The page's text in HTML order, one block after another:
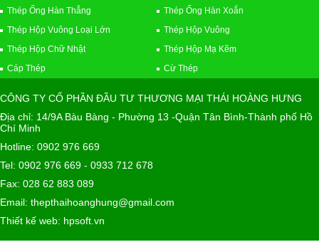
Thép Ống Hàn Thẳng
Thép Ống Hàn Xoắn
Thép Hộp Vuông Loại Lớn
Thép Hộp Vuông
Thép Hộp Chữ Nhật
Thép Hộp Mạ Kẽm
Cáp Thép
Cừ Thép
CÔNG TY CỔ PHẦN ĐẦU TƯ THƯƠNG MẠI THÁI HOÀNG HƯNG
Địa chỉ: 14/9A Bàu Bàng - Phường 13 -Quận Tân Bình-Thành phố Hồ
Chí Minh
Hotline: 0902 976 669
Tel: 0902 976 669 - 0933 712 678
Fax: 028 62 883 089
Email: thepthaihoanghung@gmail.com
Thiết kế web: hpsoft.vn